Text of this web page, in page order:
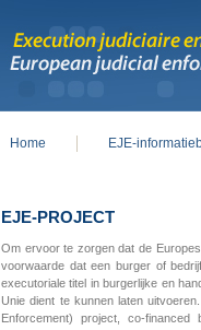
EJE-PROJECT
Om ervoor te zorgen dat de
voorwaarde dat een burger of
executoriale titel in burgerlijke en
Unie dient te kunnen laten
Enforcement) project, co-
Home EJE-